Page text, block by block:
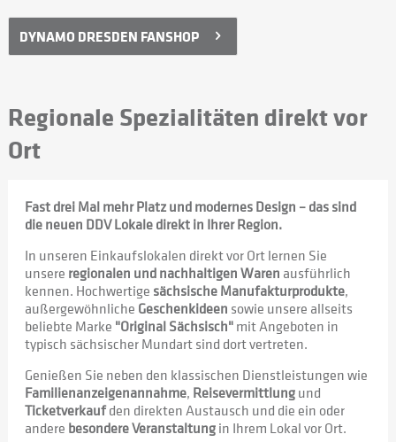
DYNAMO DRESDEN FANSHOP
Regionale Spezialitäten direkt vor
Ort
Fast drei Mal mehr Platz und modernes Design – das sind
die neuen DDV Lokale direkt in Ihrer Region.
In unseren Einkaufslokalen direkt vor Ort lernen Sie
unsere regionalen und nachhaltigen Waren ausführlich
kennen. Hochwertige sächsische Manufakturprodukte,
außergewöhnliche Geschenkideen sowie unsere allseits
beliebte Marke "Original Sächsisch" mit Angeboten in
typisch sächsischer Mundart sind dort vertreten.
Familienanzeigenannahme, Reisevermittlung
Ticketverkauf den direkten Austausch und die ein oder
andere besondere Veranstaltung in Ihrem Lokal vor Ort.